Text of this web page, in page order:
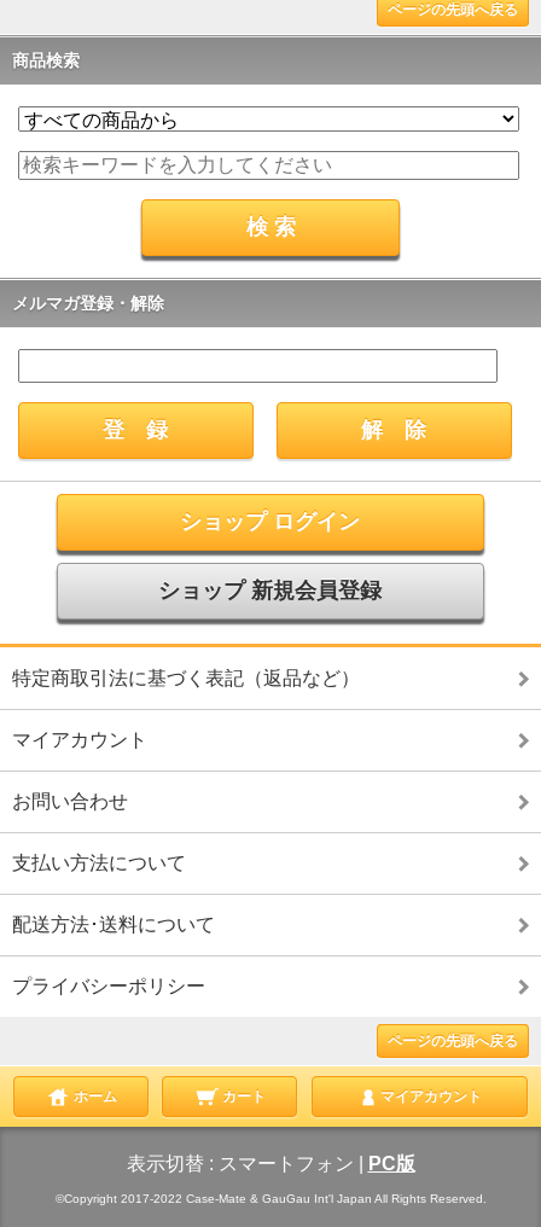
ページの先頭へ戻る
商品検索
メルマガ登録・解除
ショップ ログイン
ショップ 新規会員登録
特定商取引法に基づく表記（返品など）
マイアカウント
お問い合わせ
支払い方法について
配送方法･送料について
プライバシーポリシー
ページの先頭へ戻る
ホーム カート マイアカウント
表示切替 : スマートフォン PC版
©Copyright 2017-2022 Case-Mate & GauGau Int'l Japan All Rights Reserved.